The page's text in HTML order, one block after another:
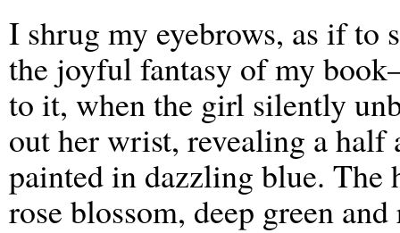
I shrug my eyebrows, as if
the joyful fantasy of my
to it, when the girl silently
out her wrist, revealing a
painted in dazzling blue.
rose blossom, deep green and